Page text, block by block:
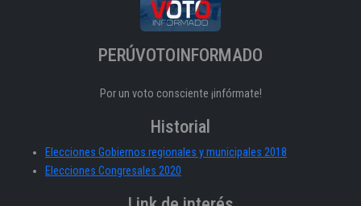
PERÚVOTOINFORMADO
Por un voto consciente ¡infórmate!
Historial
Elecciones Gobiernos regionales y municipales 2018
Elecciones Congresales 2020